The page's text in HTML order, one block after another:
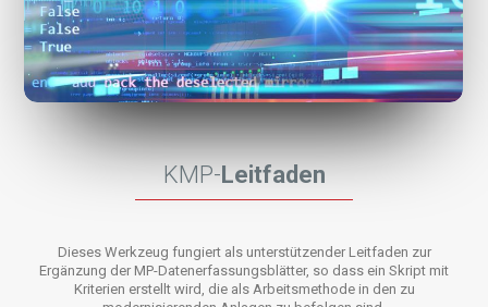
KMP-Leitfaden
Dieses Werkzeug fungiert als unterstützender Leitfaden zur
Ergänzung der MP-Datenerfassungsblätter, so dass ein Skript mit
Kriterien erstellt wird, die als Arbeitsmethode in den zu